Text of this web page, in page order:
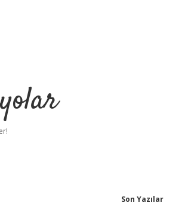
Son Yazılar